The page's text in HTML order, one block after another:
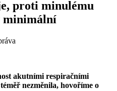
proti minulému
minimální
akutními respiračními
nezměnila, hovoříme o